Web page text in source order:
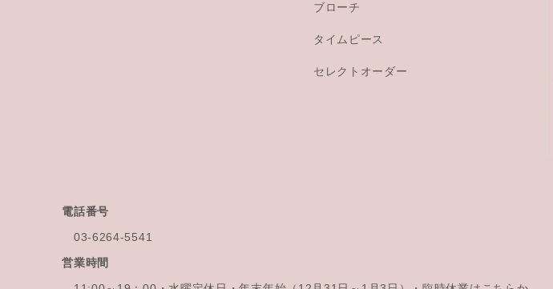
ブローチ
タイムピース
セレクトオーダー
電話番号
03-6264-5541
営業時間